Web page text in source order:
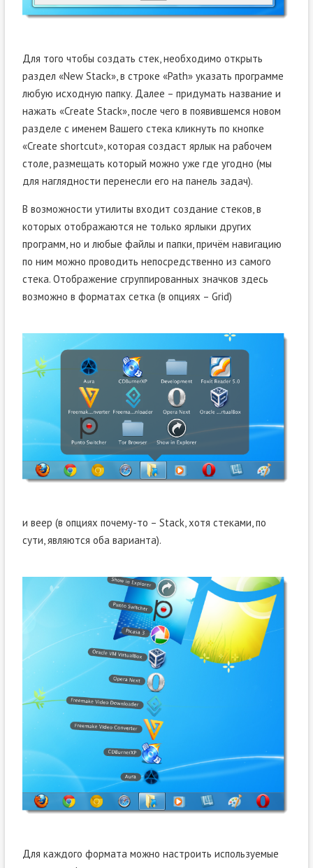
Для того чтобы создать стек, необходимо открыть
раздел «New Stack», в строке «Path» указать программе
любую исходную папку. Далее – придумать название и
нажать «Create Stack», после чего в появившемся новом
разделе с именем Вашего стека кликнуть по кнопке
«Create shortcut», которая создаст ярлык на рабочем
столе, размещать который можно уже где угодно (мы
для наглядности перенесли его на панель задач).
В возможности утилиты входит создание стеков, в
которых отображаются не только ярлыки других
программ, но и любые файлы и папки, причём навигацию
по ним можно проводить непосредственно из самого
стека. Отображение сгруппированных значков здесь
возможно в форматах сетка (в опциях – Grid)
и веер (в опциях почему-то – Stack, хотя стеками, по
сути, являются оба варианта).
Для каждого формата можно настроить используемые